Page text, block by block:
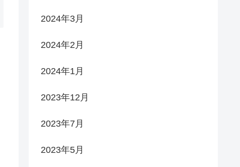
2024年3月
2024年2月
2024年1月
2023年12月
2023年7月
2023年5月